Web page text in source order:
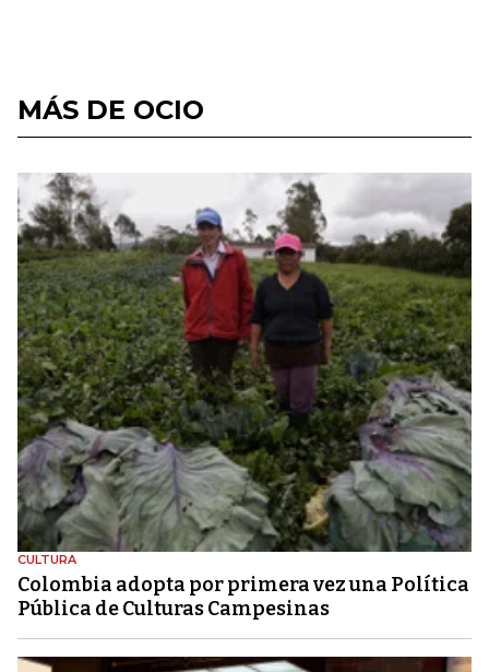
MÁS DE OCIO
CULTURA
Colombia adopta por primera vez una Política
Pública de Culturas Campesinas